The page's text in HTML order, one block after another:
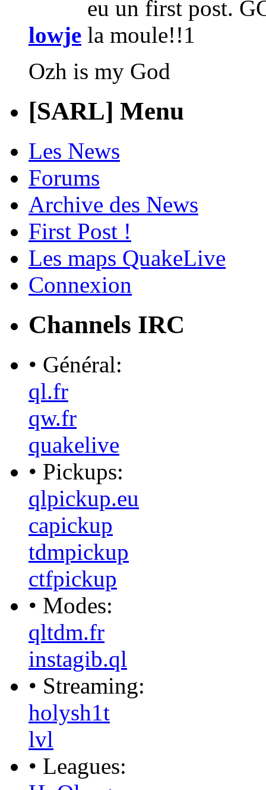
lowje
Ozh is my God
[SARL] Menu
Les News
Forums
Archive des News
First Post !
Les maps QuakeLive
Connexion
Channels IRC
• Général:
ql.fr
qw.fr
quakelive
• Pickups:
qlpickup.eu
capickup
tdmpickup
ctfpickup
• Modes:
qltdm.fr
instagib.ql
• Streaming:
holysh1t
lvl
• Leagues: